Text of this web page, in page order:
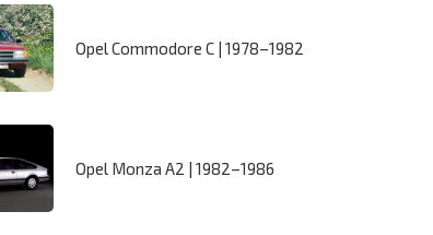
Opel Commodore C | 1978–1982
Opel Monza A2 | 1982–1986